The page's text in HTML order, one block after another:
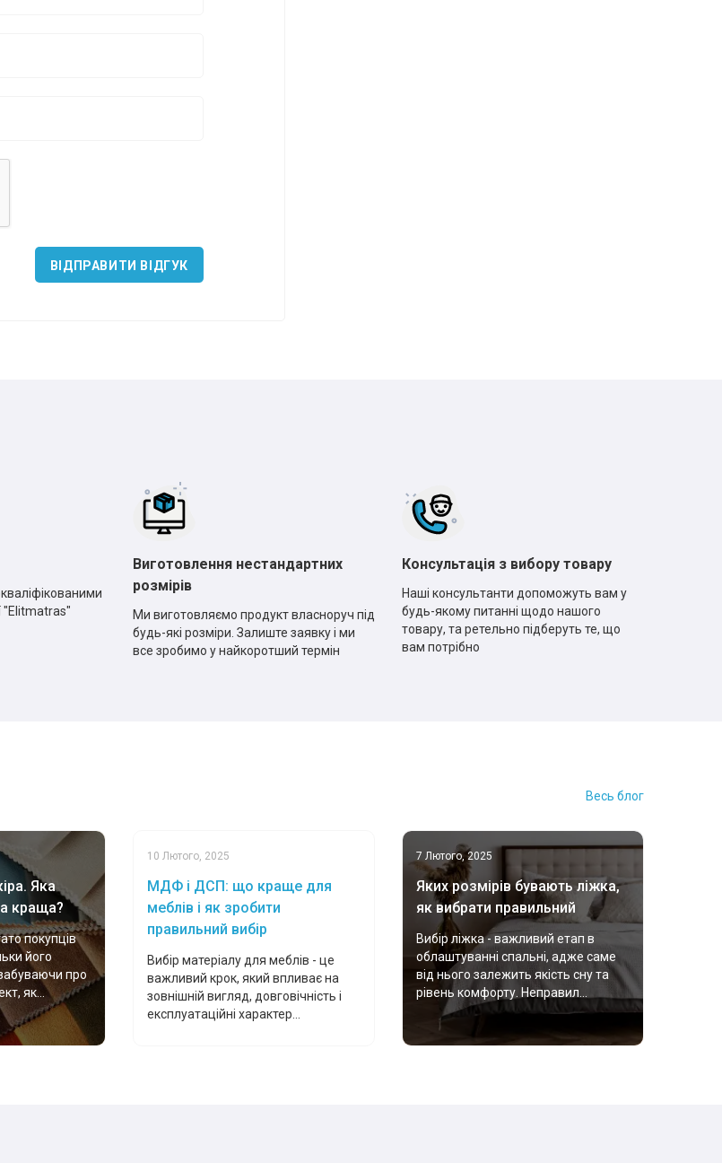
ВІДПРАВИТИ ВІДГУК
"Elitmatras"
Виготовлення нестандартних
розмірів
Ми виготовляємо продукт власноруч під
будь-які розміри. Залиште заявку і ми
все зробимо у найкоротший термін
Консультація з вибору товару
Наші консультанти допоможуть вам у
будь-якому питанні щодо нашого
товару, та ретельно підберуть те, що
вам потрібно
Весь блог
Яка
краща?
покупців
його
про
як...
10 Лютого, 2025
МДФ і ДСП: що краще для
меблів і як зробити
правильний вибір
Вибір матеріалу для меблів - це
важливий крок, який впливає на
зовнішній вигляд, довговічність і
експлуатаційні характер...
7 Лютого, 2025
Яких розмірів бувають ліжка,
як вибрати правильний
Вибір ліжка - важливий етап в
облаштуванні спальні, адже саме
від нього залежить якість сну та
рівень комфорту. Неправил...